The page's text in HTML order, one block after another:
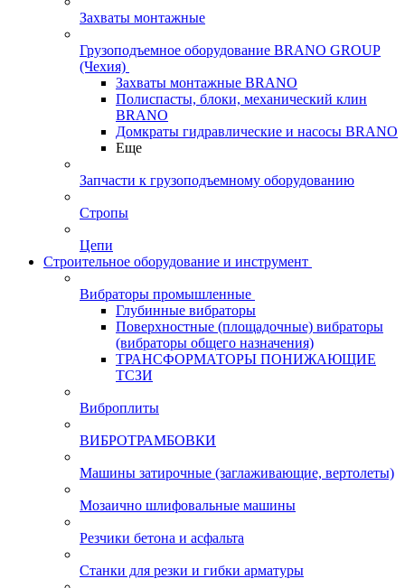
Захваты монтажные
Грузоподъемное оборудование BRANO GROUP
(Чехия)
Захваты монтажные BRANO
Полиспасты, блоки, механический клин
BRANO
Домкраты гидравлические и насосы BRANO
Еще
Запчасти к грузоподъемному оборудованию
Стропы
Цепи
Строительное оборудование и инструмент
Вибраторы промышленные
Глубинные вибраторы
Поверхностные (площадочные) вибраторы
(вибраторы общего назначения)
ТРАНСФОРМАТОРЫ ПОНИЖАЮЩИЕ
ТСЗИ
Виброплиты
ВИБРОТРАМБОВКИ
Машины затирочные (заглаживающие, вертолеты)
Мозаично шлифовальные машины
Резчики бетона и асфальта
Станки для резки и гибки арматуры